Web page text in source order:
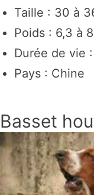
Taille : 30 à
Poids : 6,3 à
Durée de vie
Pays : Chine
Basset